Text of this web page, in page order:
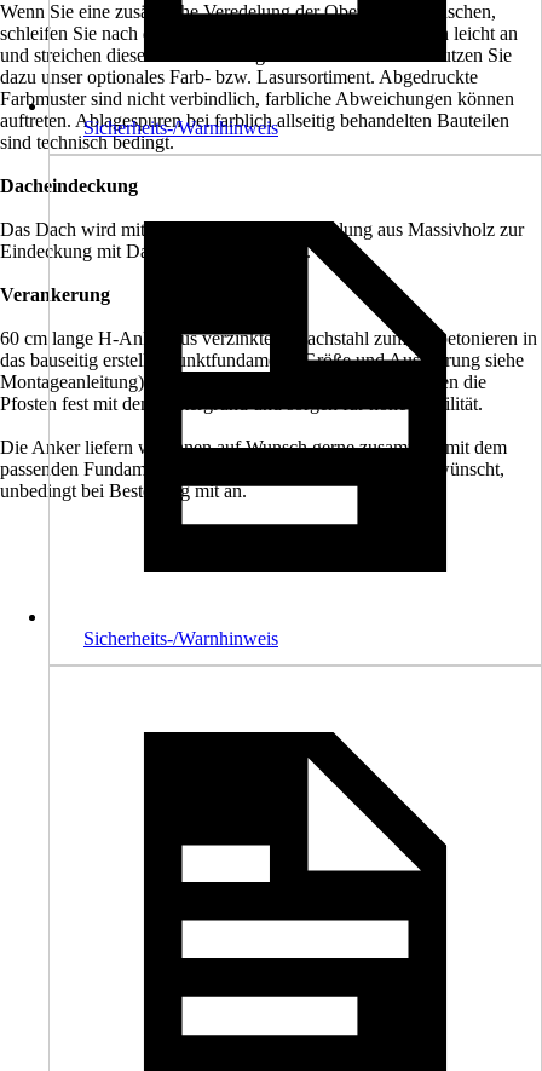
Wenn Sie eine zusätzliche Veredelung der Oberfläche wünschen,
schleifen Sie nach der Montage die sichtbaren Oberflächen leicht an
und streichen diese mit hochwertiger Lasur bzw. Farbe. Nutzen Sie
dazu unser optionales Farb- bzw. Lasursortiment. Abgedruckte
Farbmuster sind nicht verbindlich, farbliche Abweichungen können
auftreten. Ablagespuren bei farblich allseitig behandelten Bauteilen
sind technisch bedingt.
Dacheindeckung
Das Dach wird mit 19 mm starker Dachschalung aus Massivholz zur
Eindeckung mit Dachschindeln geliefert.
Verankerung
60 cm lange H-Anker aus verzinktem Flachstahl zum Einbetonieren in
das bauseitig erstellte Punktfundament (Größe und Ausführung siehe
Montageanleitung) sind im Bausatz enthalten. Sie verbinden die
Pfosten fest mit dem Untergrund und sorgen für hohe Stabilität.
Die Anker liefern wir Ihnen auf Wunsch gerne zusammen mit dem
passenden Fundamentplan zu. Bitte geben Sie dies, so gewünscht,
unbedingt bei Bestellung mit an.
Sicherheits-/Warnhinweis
Sicherheits-/Warnhinweis